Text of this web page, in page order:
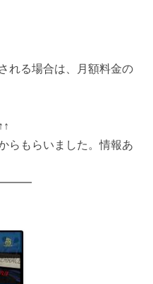
れる場合は、月額料金の
らもらいました。情報あ